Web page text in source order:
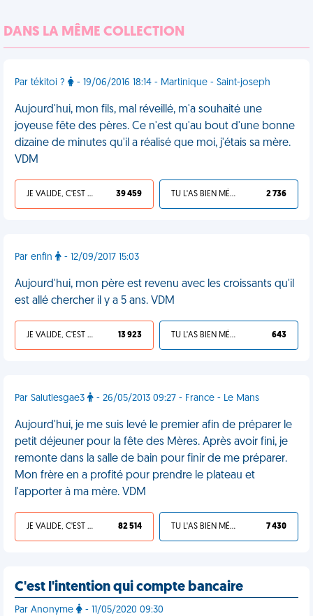
DANS LA MÊME COLLECTION
Par tékitoi ? - 19/06/2016 18:14 - Martinique - Saint-joseph
Aujourd'hui, mon fils, mal réveillé, m'a souhaité une
joyeuse fête des pères. Ce n'est qu'au bout d'une bonne
dizaine de minutes qu'il a réalisé que moi, j'étais sa mère.
VDM
JE VALIDE, C'EST UNE VDM 39 459 TU L'AS BIEN MÉRITÉ 2 736
Par enfin - 12/09/2017 15:03
Aujourd'hui, mon père est revenu avec les croissants qu'il
est allé chercher il y a 5 ans. VDM
JE VALIDE, C'EST UNE VDM 13 923 TU L'AS BIEN MÉRITÉ 643
Par Salutlesgae3 - 26/05/2013 09:27 - France - Le Mans
Aujourd'hui, je me suis levé le premier afin de préparer le
petit déjeuner pour la fête des Mères. Après avoir fini, je
remonte dans la salle de bain pour finir de me préparer.
Mon frère en a profité pour prendre le plateau et
l'apporter à ma mère. VDM
JE VALIDE, C'EST UNE VDM 82 514 TU L'AS BIEN MÉRITÉ 7 430
C'est l'intention qui compte bancaire
Par Anonyme - 11/05/2020 09:30